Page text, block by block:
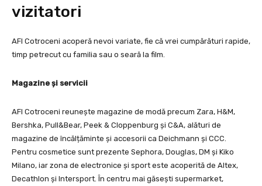
vizitatori
AFI Cotroceni acoperă nevoi variate, fie că vrei cumpărături rapide,
timp petrecut cu familia sau o seară la film.
Magazine și servicii
AFI Cotroceni reunește magazine de modă precum Zara, H&M,
Bershka, Pull&Bear, Peek & Cloppenburg și C&A, alături de
magazine de încălțăminte și accesorii ca Deichmann și CCC.
Pentru cosmetice sunt prezente Sephora, Douglas, DM și Kiko
Milano, iar zona de electronice și sport este acoperită de Altex,
Decathlon și Intersport. În centru mai găsești supermarket,